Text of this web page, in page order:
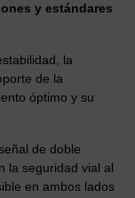
y estándares
la
de la
óptimo y su
de doble
la seguridad vial al
en ambos lados